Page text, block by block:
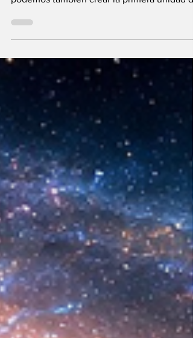
hechos a semejanza de Dios, los humanos
podemos también crear la primera unidad
sintética desarrollada en laboratorio abre
nueva era científica que desafía nuestras
ideas sobre la creación... ¿Podemos crear
biológica? Durante siglos creímos que la
mayor aspiración de la inteligencia humana
consistía en comprender la vida. Hoy
comienza a aparecer una posibilidad todavía
más desconcer